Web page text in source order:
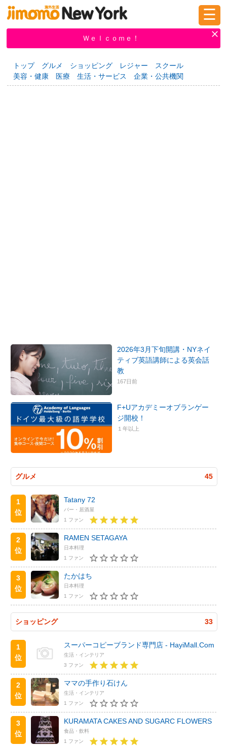
新規登録
掲示板 タウン情報 教えて！
☰
Ｗｅｌｃｏｍｅ！
トップ グルメ ショッピング レジャー
スクール
美容・健康
医療 生活・サービス 企業・公共機関
2026年3月下旬開講・NYネイ
ティブ英語講師による英会話
教
167日前
F+Uアカデミーオブランゲー
ジ開校！
１年以上
グルメ 45
1
位
Tatany 72
バー・居酒屋
1 ファン
2
位
RAMEN SETAGAYA
日本料理
1 ファン
3
位
たかはち
日本料理
1 ファン
ショッピング 33
1
位
スーパーコピーブランド専門店 - HayiMall.Com
生活・インテリア
3 ファン
2
位
ママの手作り石けん
生活・インテリア
1 ファン
3
位
KURAMATA CAKES AND SUGARC FLOWERS
食品・飲料
1 ファン